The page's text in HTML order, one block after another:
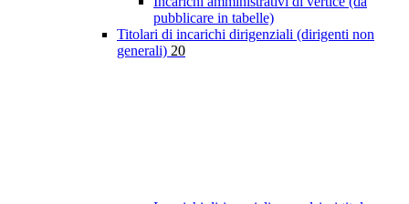
pubblicare in tabelle)
Titolari di incarichi dirigenziali (dirigenti non
generali) 20